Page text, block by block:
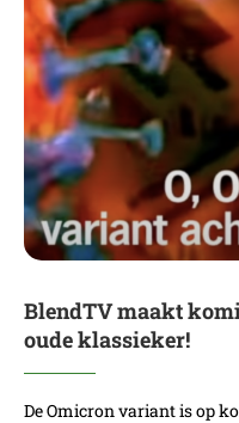
BlendTV maakt
oude klassieker!
De Omicron variant is op